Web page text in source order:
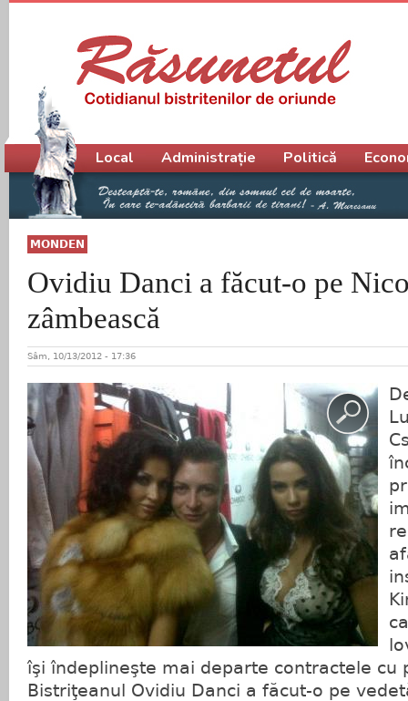
MONDEN
Ovidiu Danci a făcut-o pe
zâmbească
Sâm, 10/13/2012 - 17:36
îşi îndeplineşte mai departe contractele cu
Bistriţeanul Ovidiu Danci a făcut-o pe
Meniu principal
Local Administrație Politică